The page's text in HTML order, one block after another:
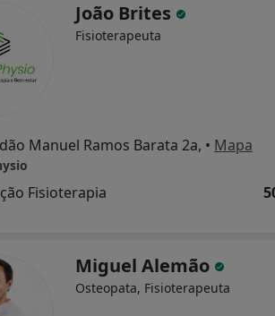
João Brites
Fisioterapeuta
Manuel Ramos Barata 2a, • Mapa
Fisioterapia
Miguel Alemão
Osteopata, Fisioterapeuta